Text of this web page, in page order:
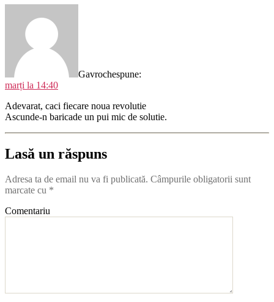
Gavrochespune:
marți la 14:40
Adevarat, caci fiecare noua revolutie
Ascunde-n baricade un pui mic de solutie.
Lasă un răspuns
Adresa ta de email nu va fi publicată. Câmpurile obligatorii sunt
marcate cu *
Comentariu